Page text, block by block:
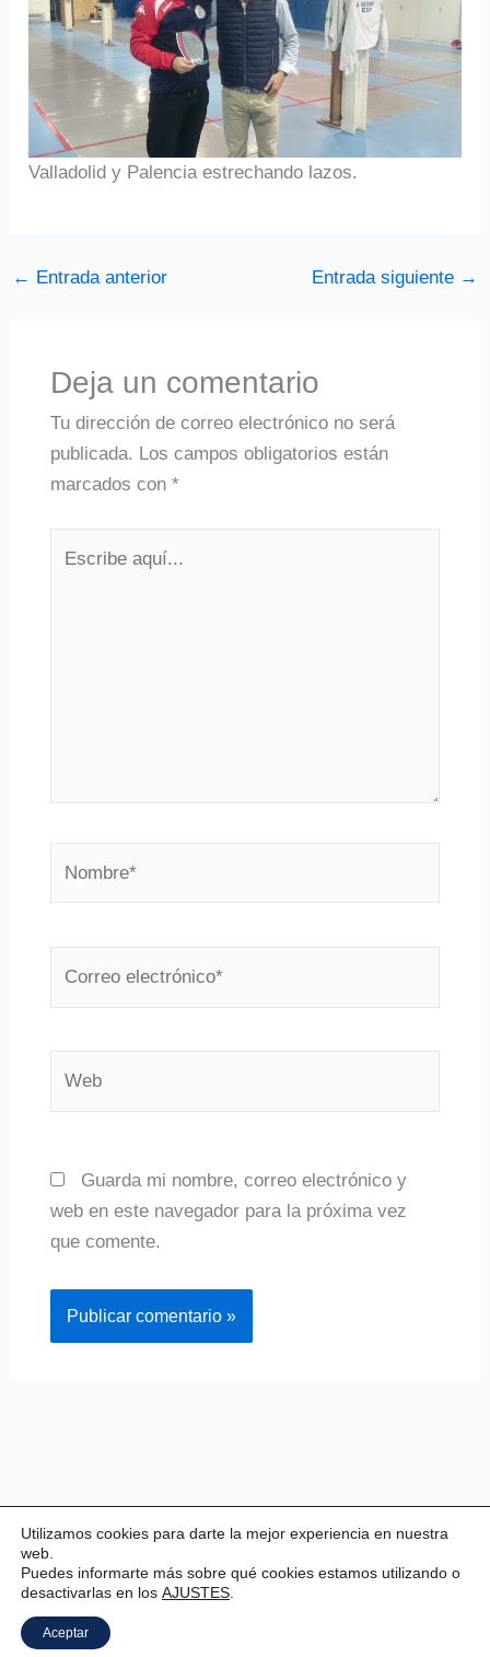
Valladolid y Palencia estrechando lazos.
← Entrada anterior Entrada siguiente →
Deja un comentario
Tu dirección de correo electrónico no será
publicada. Los campos obligatorios están
marcados con *
Guarda mi nombre, correo electrónico y
web en este navegador para la próxima vez
que comente.
Copyright © 2026 Valladolid Club Esgrima
Utilizamos cookies para darte la mejor experiencia en nuestra
web.
Puedes informarte más sobre qué cookies estamos utilizando o
desactivarlas en los AJUSTES
Aceptar